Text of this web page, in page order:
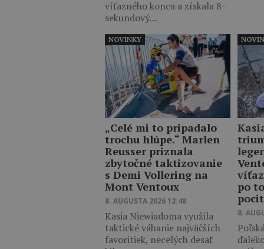
víťazného konca a získala 8-
sekundový…
„Celé mi to pripadalo
trochu hlúpe.“ Marlen
Reusser priznala
zbytočné taktizovanie
s Demi Vollering na
Mont Ventoux
8. AUGUSTA 2026 12:48
Kasia Niewiadoma využila
taktické váhanie najväčších
favoritiek, necelých desať
NOVINKY
po
8.